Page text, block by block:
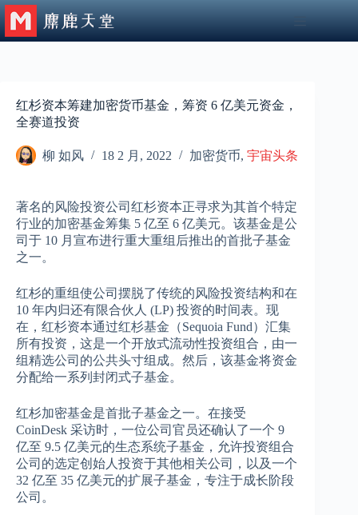
跳
至
红杉资本筹建加密货币基金，筹资 6 亿美元资金，
全赛道投资
柳 如风 18 2 月, 2022 加密货币, 宇宙头条
著名的风险投资公司红杉资本正寻求为其首个特定
行业的加密基金筹集 5 亿至 6 亿美元。该基金是公
司于 10 月宣布进行重大重组后推出的首批子基金
之一。
红杉的重组使公司摆脱了传统的风险投资结构和在
10 年内归还有限合伙人 (LP) 投资的时间表。现
在，红杉资本通过红杉基金（Sequoia Fund）汇集
所有投资，这是一个开放式流动性投资组合，由一
组精选公司的公共头寸组成。然后，该基金将资金
分配给一系列封闭式子基金。
红杉加密基金是首批子基金之一。在接受
CoinDesk 采访时，一位公司官员还确认了一个 9
亿至 9.5 亿美元的生态系统子基金，允许投资组合
公司的选定创始人投资于其他相关公司，以及一个
32 亿至 35 亿美元的扩展子基金，专注于成长阶段
公司。